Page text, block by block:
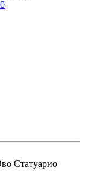
Статуарио